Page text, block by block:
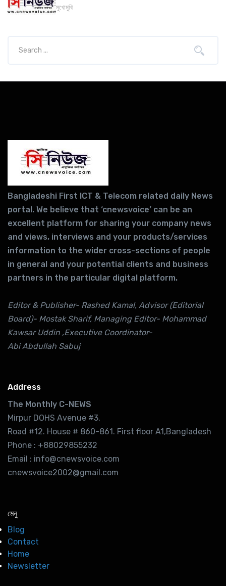
মুখোমুখি
Bangladeshi First ICT & Telecom related daily News
portal. We believe that ‘cnewsvoice’ can be an
excellent platform for sharing your company news
and views, interviews and your products/services
information to the wider cross-sections of people
in general and your potential clients and business
partners in the particular digital platform.
Editor & Publisher- Rashed Kamal, Advisor (Editorial
Board)- Mostak Sharif, Managing Editor- Mohammad
Kawsar Uddin ,Executive Coordinator-
Abi Abdullah Sabuj
Address
The Monthly C-NEWS
Mirpur DOHS Avenue #3.
Road #12. House # 860-861. First floor A1,Bangladesh
Phone : +88029855232
Email : info@cnewsvoice.com
cnewsvoice2002@gmail.com
মেনু
Blog
Contact
Home
Newsletter